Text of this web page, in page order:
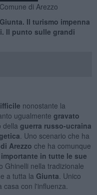
di Arezzo
Il turismo impenna
Il punto sulle grandi
nonostante la
ugualmente gravato
della guerra russo-ucraina
. Uno scenario che ha
Arezzo che ha comunque
in tutte le sue
Ghinelli nella tradizionale
a tutta la Giunta . Unico
con l'influenza.